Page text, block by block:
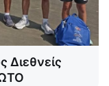
Διεθνείς